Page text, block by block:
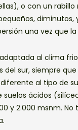
o con un rabillo
diminutos,
una vez que
al clima
del sur, siempre
al tipo de
suelos ácidos
y 2.000 msnm.